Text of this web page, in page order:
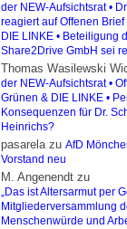
der NEW-Aufsichtsrat •
reagiert auf Offenen Brief
DIE LINKE • Beteiligung
Share2Drive GmbH sei
Thomas Wasilewski
der NEW-Aufsichtsrat •
Grünen & DIE LINKE •
Konsequenzen für Dr.
Heinrichs?
pasarelazu AfD
Vorstand neu
M. Angenendt zu
„Das ist Altersarmut per
Mitgliederversammlung
Menschenwürde und